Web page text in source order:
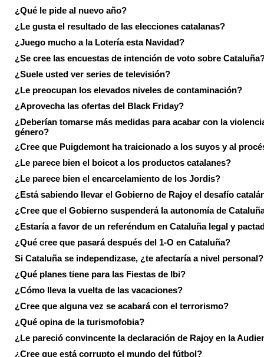
¿Qué le pide al nuevo año?
¿Le gusta el resultado de las elecciones catalanas?
¿Juego mucho a la Lotería esta Navidad?
¿Se cree las encuestas de intención de voto sobre
¿Suele usted ver series de televisión?
¿Le preocupan los elevados niveles de contaminación?
¿Aprovecha las ofertas del Black Friday?
¿Deberían tomarse más medidas para acabar con la
género?
¿Cree que Puigdemont ha traicionado a los suyos y al
¿Le parece bien el boicot a los productos catalanes?
¿Le parece bien el encarcelamiento de los Jordis?
¿Está sabiendo llevar el Gobierno de Rajoy el desafío
¿Cree que el Gobierno suspenderá la autonomía de
¿Estaría a favor de un referéndum en Cataluña legal y
¿Qué cree que pasará después del 1-O en Cataluña?
Si Cataluña se independizase, ¿te afectaría a nivel personal?
¿Qué planes tiene para las Fiestas de Ibi?
¿Cómo lleva la vuelta de las vacaciones?
¿Cree que alguna vez se acabará con el terrorismo?
¿Qué opina de la turismofobia?
¿Le pareció convincente la declaración de Rajoy en la
¿Cree que está corrupto el mundo del fútbol?